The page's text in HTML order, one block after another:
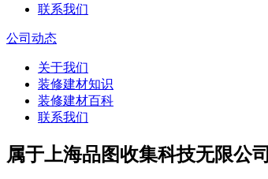
联系我们
公司动态
关于我们
装修建材知识
装修建材百科
联系我们
属于上海品图收集科技无限公司